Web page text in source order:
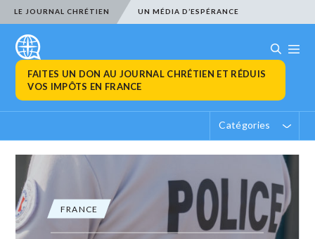
LE JOURNAL CHRÉTIEN UN MÉDIA D’ESPÉRANCE
FAITES UN DON AU JOURNAL CHRÉTIEN ET RÉDUIS
VOS IMPÔTS EN FRANCE
Catégories
FRANCE